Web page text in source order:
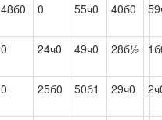
48б0 0 55ч0 40б0
0 24ч0 49ч0 28б½
0 25б0 50б1 29ч0